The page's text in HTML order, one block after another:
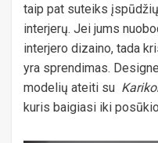
taip pat suteiks
interjerų. Jei jums
interjero dizaino, tada
yra sprendimas.
modelių ateiti su
kuris baigiasi iki